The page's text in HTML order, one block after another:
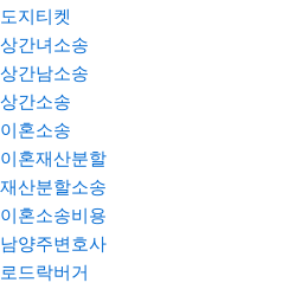
도지티켓
상간녀소송
상간남소송
상간소송
이혼소송
이혼재산분할
재산분할소송
이혼소송비용
남양주변호사
로드락버거